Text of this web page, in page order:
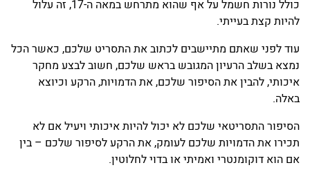
כולל נורות חשמל על אף שהוא מתרחש במאה ה-17, זה עלול
להיות קצת בעייתי.
עוד לפני שאתם מתיישבים לכתוב את התסריט שלכם, כאשר הכל
נמצא בשלב הרעיון המגובש בראש שלכם, חשוב לבצע מחקר
איכותי, להבין את הסיפור שלכם, את הדמויות, הרקע וכיוצא
באלה.
הסיפור התסריטאי שלכם לא יכול להיות איכותי ויעיל אם לא
תכירו את הדמויות שלכם לעומק, את הרקע לסיפור שלכם – בין
אם הוא דוקומנטרי ואמיתי או בדוי לחלוטין.